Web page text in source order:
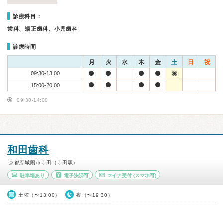
診療科目：
歯科、矯正歯科、小児歯科
診療時間
月 火 水 木 金 土 日 祝
09:30-13:00
15:00-20:00
09:30-14:00
和田歯科
京都府城陽市寺田（寺田駅）
駐車場あり 電子決済可 マイナ受付 (スマホ可)
土曜（〜13:00） 夜（〜19:30）